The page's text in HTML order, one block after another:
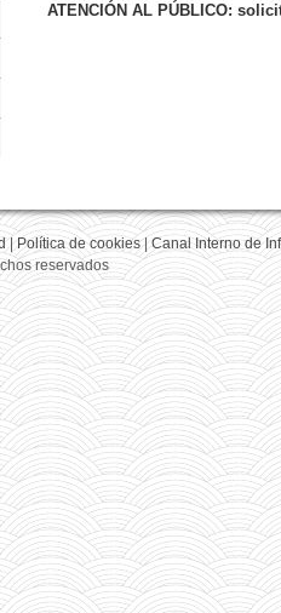
ATENCIÓN AL PÚBLICO:
|Política de cookies|Canal Interno de
reservados